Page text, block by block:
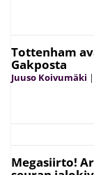
Tottenham
Gakposta
Juuso Koivumäki |
Megasiirto!